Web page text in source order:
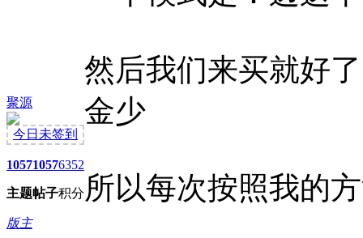
聚源
今日未签到
1057
主题
1057
帖子
6352
积分
版主
然后我们来买就好
金少
所以每次按照我的